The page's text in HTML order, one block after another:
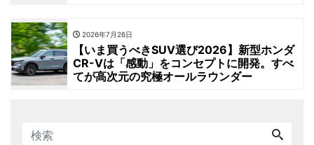
2026年7月26日
【いま買うべきSUV選び2026】新型ホンダ
CR-Vは「感動」をコンセプトに開発。すべ
てが高次元の究極オールラウンダー